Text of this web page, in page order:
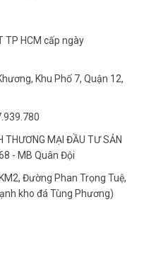
TP HCM cấp ngày
Khu Phố 7, Quận 12,
MẠI ĐẦU TƯ SẢN
- MB Quân Đội
Đường Phan Trọng Tuệ,
kho đá Tùng Phương)